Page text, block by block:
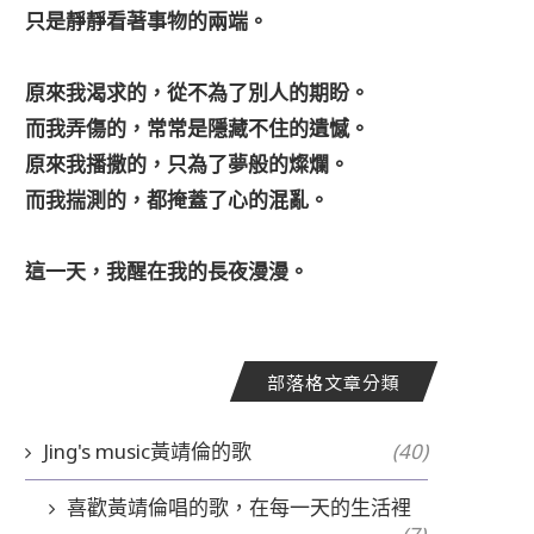
只是靜靜看著事物的兩端。
原來我渴求的，從不為了別人的期盼。
而我弄傷的，常常是隱藏不住的遺憾。
原來我播撒的，只為了夢般的燦爛。
而我揣測的，都掩蓋了心的混亂。
這一天，我醒在我的長夜漫漫。
部落格文章分類
Jing's music黃靖倫的歌 (40)
喜歡黃靖倫唱的歌，在每一天的生活裡